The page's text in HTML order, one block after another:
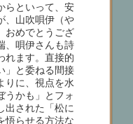
らといって、安
、山吹唄伊（や
おめでとうござ
、唄伊さんも詩
れます。直接的
」と委ねる間接
りに、視点を水
うかも」とフォ
出された「松に
悟らせる方法な